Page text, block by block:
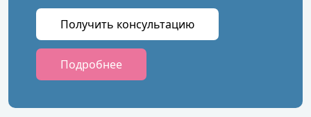
Получить консультацию
Подробнее